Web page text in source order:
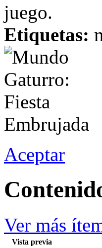
juego.
Etiquetas:
Aceptar
Ver más
Vista previa